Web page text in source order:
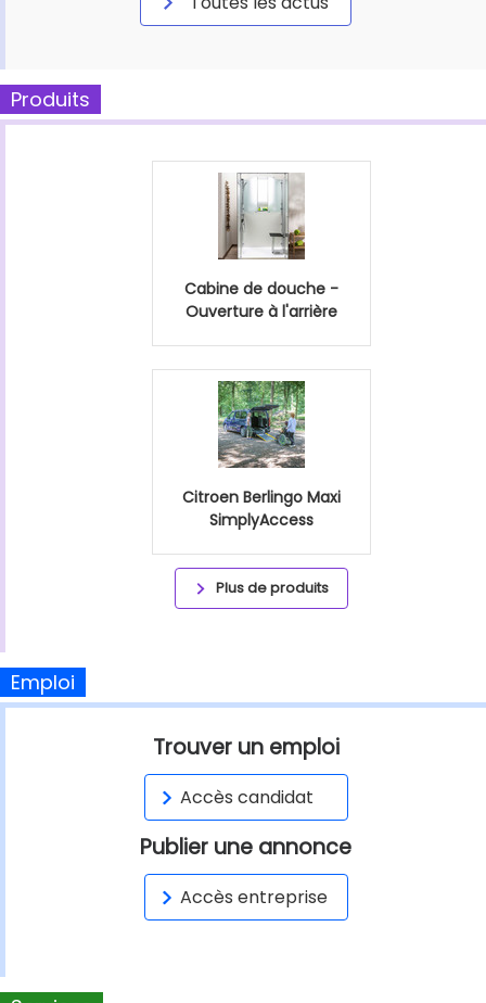
Produits
Cabine de douche -
Ouverture à l'arrière
Citroen Berlingo Maxi
SimplyAccess
Plus de produits
Emploi
Trouver un emploi
Accès candidat
Publier une annonce
Accès entreprise